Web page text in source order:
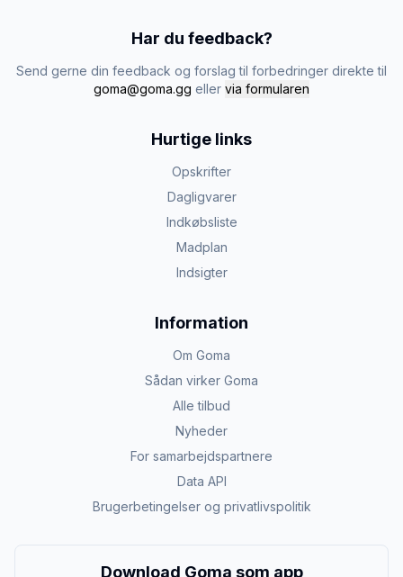
Har du feedback?
Send gerne din feedback og forslag til forbedringer direkte til
goma@goma.gg eller via formularen
Hurtige links
Opskrifter
Dagligvarer
Indkøbsliste
Madplan
Indsigter
Information
Om Goma
Sådan virker Goma
Alle tilbud
Nyheder
For samarbejdspartnere
Data API
Brugerbetingelser og privatlivspolitik
Download Goma som app